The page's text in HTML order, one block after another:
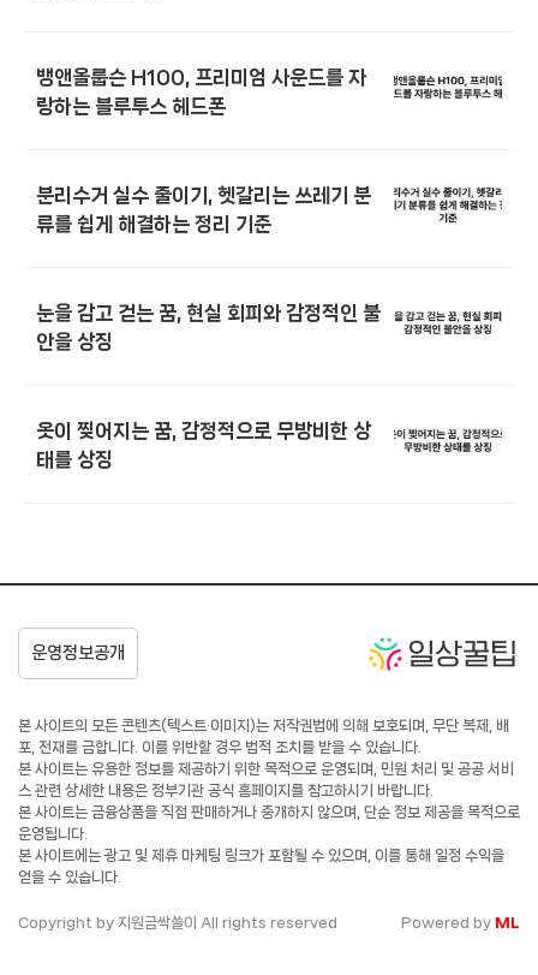
뱅앤올룹슨 H100, 프리미엄 사운드를 자
랑하는 블루투스 헤드폰
분리수거 실수 줄이기, 헷갈리는 쓰레기 분
류를 쉽게 해결하는 정리 기준
눈을 감고 걷는 꿈, 현실 회피와 감정적인 불
안을 상징
옷이 찢어지는 꿈, 감정적으로 무방비한 상
태를 상징
본 사이트의 모든 콘텐츠(텍스트·이미지)는 저작권법에 의해 보호되며, 무단 복제, 배
포, 전재를 금합니다. 이를 위반할 경우 법적 조치를 받을 수 있습니다.
본 사이트는 유용한 정보를 제공하기 위한 목적으로 운영되며, 민원 처리 및 공공 서비
스 관련 상세한 내용은 정부기관 공식 홈페이지를 참고하시기 바랍니다.
본 사이트는 금융상품을 직접 판매하거나 중개하지 않으며, 단순 정보 제공을 목적으로
운영됩니다.
본 사이트에는 광고 및 제휴 마케팅 링크가 포함될 수 있으며, 이를 통해 일정 수익을
얻을 수 있습니다.
Copyright by 지원금싹쓸이 All rights reserved Powered by ML